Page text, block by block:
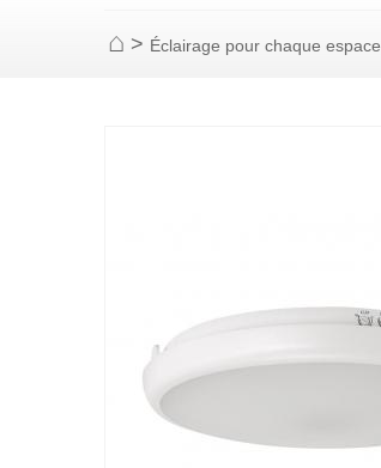
Page d'accueil
> Éclairage pour chaque espace